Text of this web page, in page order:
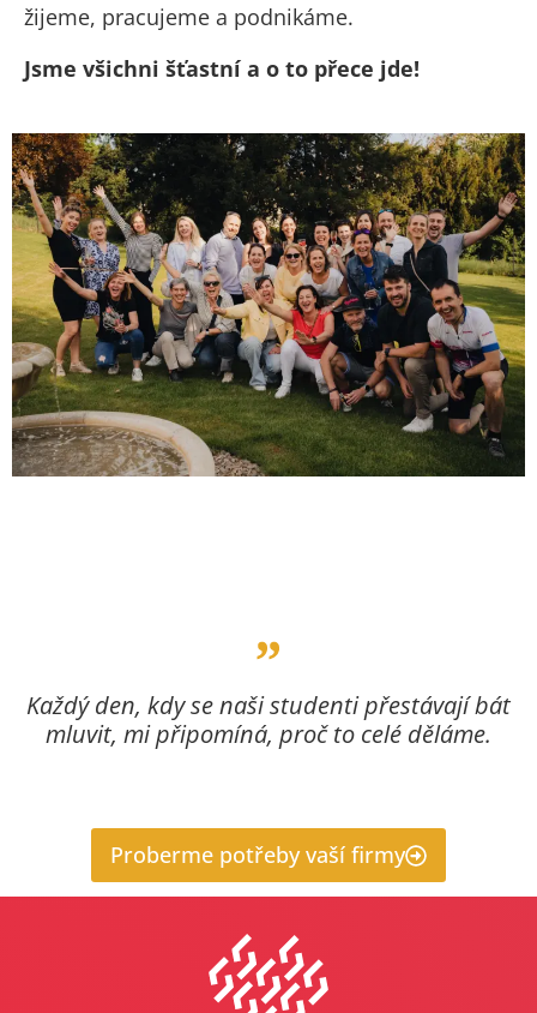
žijeme, pracujeme a podnikáme.
Jsme všichni šťastní a o to přece jde!
Každý den, kdy se naši studenti přestávají bát
mluvit, mi připomíná, proč to celé děláme.
Proberme potřeby vaší firmy